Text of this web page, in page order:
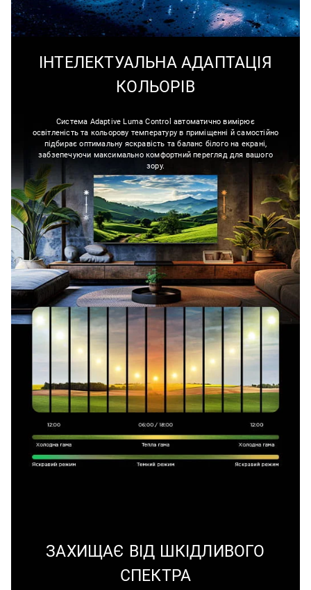
ІНТЕЛЕКТУАЛЬНА АДАПТАЦІЯ
КОЛЬОРІВ
Система Adaptive Luma Control автоматично вимірює
освітленість та кольорову температуру в приміщенні й самостійно
підбирає оптимальну яскравість та баланс білого на екрані,
забзепечуючи максимально комфортний перегляд для вашого
зору.
ЗАХИЩАЄ ВІД ШКІДЛИВОГО
СПЕКТРА